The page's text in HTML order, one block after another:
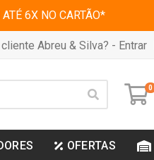
6X NO CARTÃO*
Abreu & Silva? - Entrar
0
OFERTAS